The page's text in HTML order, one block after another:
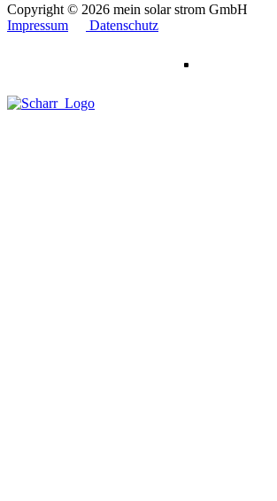
Copyright © 2026 mein solar strom GmbH
Impressum
Datenschutz